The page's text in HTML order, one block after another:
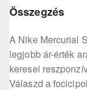
Összegzés
A Nike Mercurial
legjobb ár-érték
keresel
Válaszd a